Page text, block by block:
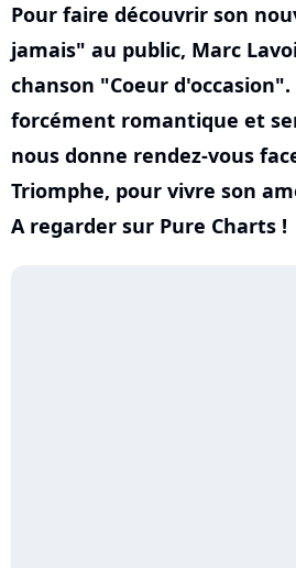
Pour faire découvrir son
jamais" au public, Marc
chanson "Coeur
forcément romantique et
nous donne rendez-vous
Triomphe, pour vivre son
A regarder sur Pure Charts !